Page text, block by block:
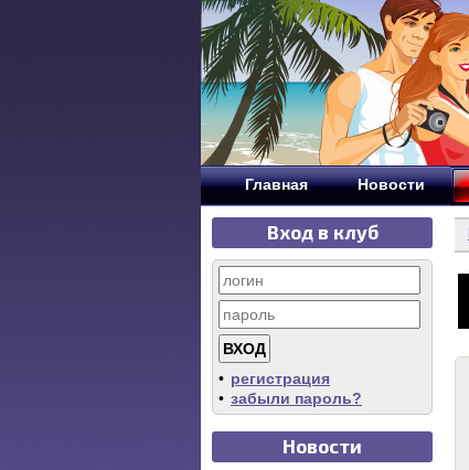
Главная Новости
Вход в клуб
• регистрация
• забыли пароль?
Новости